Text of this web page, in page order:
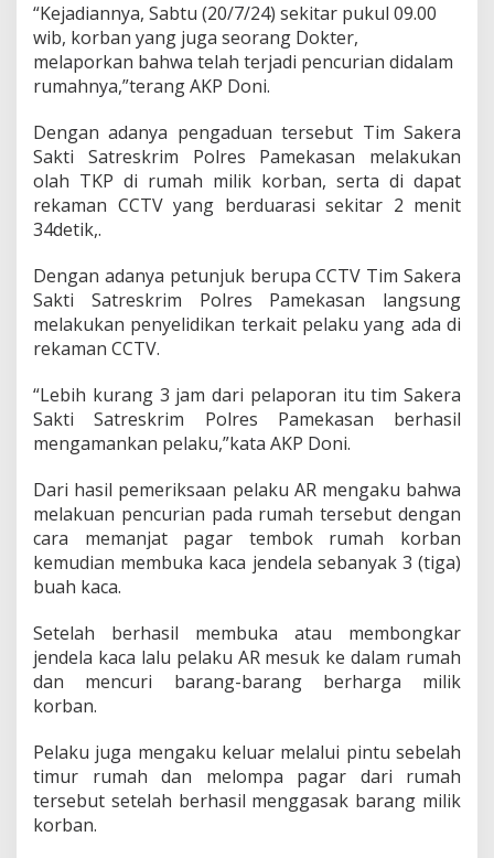
a
m
a
n
k
n
T
e
r
s
g
k
a
b
o
b
l
R
u
m
a
k
e
“Kejadiannya, Sabtu (20/7/24) sekitar pukul 09.00
wib, korban yang juga seorang Dokter,
melaporkan bahwa telah terjadi pencurian didalam
rumahnya,”terang AKP Doni.
Dengan adanya pengaduan tersebut Tim Sakera
Sakti Satreskrim Polres Pamekasan melakukan
olah TKP di rumah milik korban, serta di dapat
rekaman CCTV yang berduarasi sekitar 2 menit
34detik,.
Dengan adanya petunjuk berupa CCTV Tim Sakera
Sakti Satreskrim Polres Pamekasan langsung
melakukan penyelidikan terkait pelaku yang ada di
rekaman CCTV.
“Lebih kurang 3 jam dari pelaporan itu tim Sakera
Sakti Satreskrim Polres Pamekasan berhasil
mengamankan pelaku,”kata AKP Doni.
Dari hasil pemeriksaan pelaku AR mengaku bahwa
melakuan pencurian pada rumah tersebut dengan
cara memanjat pagar tembok rumah korban
kemudian membuka kaca jendela sebanyak 3 (tiga)
buah kaca.
Setelah berhasil membuka atau membongkar
jendela kaca lalu pelaku AR mesuk ke dalam rumah
dan mencuri barang-barang berharga milik
korban.
Pelaku juga mengaku keluar melalui pintu sebelah
timur rumah dan melompa pagar dari rumah
tersebut setelah berhasil menggasak barang milik
korban.